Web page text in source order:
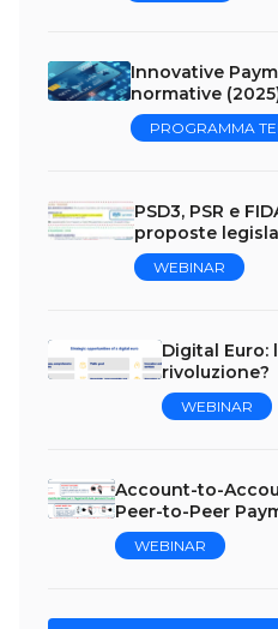
Innovative
normative
PROGRAMMA
PSD3, PSR e
proposte
WEBINAR
Digital Euro:
rivoluzione?
WEBINAR
Account-to-
Peer-to-Peer
WEBINAR